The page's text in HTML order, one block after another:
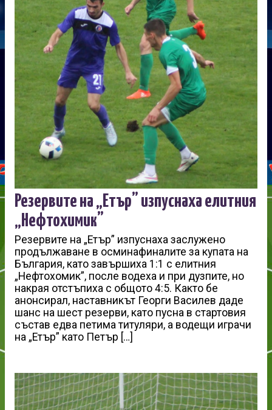
Резервите на „Етър” изпуснаха елитния
„Нефтохимик”
Резервите на „Етър” изпуснаха заслужено
продължаване в осминафиналите за купата на
България, като завършиха 1:1 с елитния
„Нефтохомик”, после водеха и при дузпите, но
накрая отстъпиха с общото 4:5. Както бе
анонсирал, наставникът Георги Василев даде
шанс на шест резерви, като пусна в стартовия
състав едва петима титуляри, а водещи играчи
на „Етър” като Петър […]